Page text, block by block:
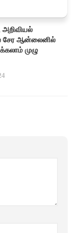
அறிவியல்
சேர ஆன்லைனில்
முழு